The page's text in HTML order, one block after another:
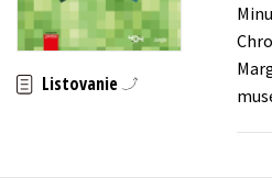
🔖Outlet knihy
Auto - moto
Listovanie